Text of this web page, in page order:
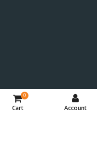
0
Cart Account